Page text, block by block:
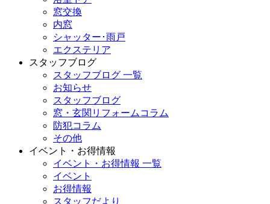
窓交換
内窓
シャッター･雨戸
エクステリア
スタッフブログ
スタッフブログ 一覧
お知らせ
スタッフブログ
窓・玄関リフォームコラム
防犯コラム
その他
イベント・お得情報
イベント・お得情報 一覧
イベント
お得情報
スタッフだより